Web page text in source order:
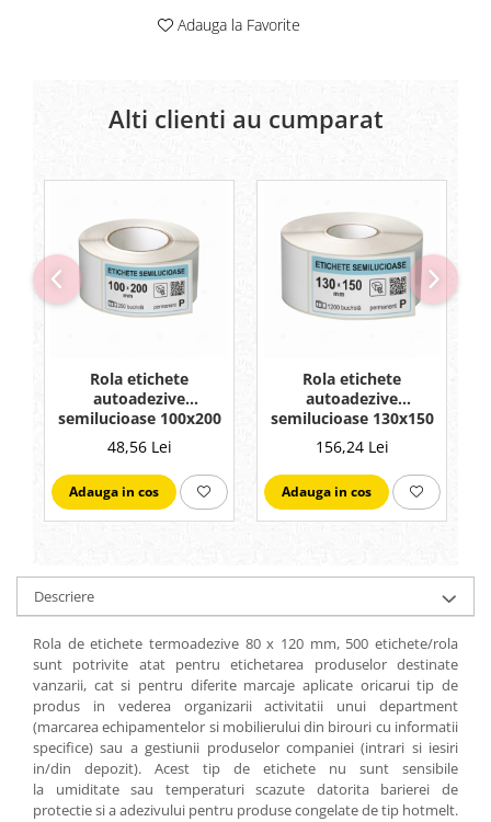
Adauga la Favorite
Alti clienti au cumparat
Rola etichete
autoadezive
semilucioase 100x200
mm, adeziv
permanent, 250
etichete/rola
48,56 Lei
Adauga in cos
Rola etichete
autoadezive
semilucioase 130x150
mm, adeziv
permanent, 1200
etichete/rola
156,24 Lei
Adauga in cos
Descriere
Rola de etichete termoadezive 80 x 120 mm, 500 etichete/rola
sunt potrivite atat pentru etichetarea produselor destinate
vanzarii, cat si pentru diferite marcaje aplicate oricarui tip de
produs in vederea organizarii activitatii unui department
(marcarea echipamentelor si mobilierului din birouri cu informatii
specifice) sau a gestiunii produselor companiei (intrari si iesiri
in/din depozit). Acest tip de etichete nu sunt sensibile
la umiditate sau temperaturi scazute datorita barierei de
protectie si a adezivului pentru produse congelate de tip hotmelt.